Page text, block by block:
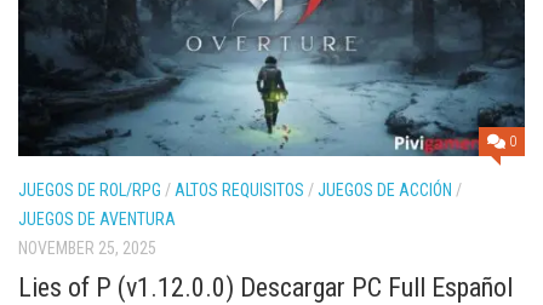
0
JUEGOS DE ROL/RPG / ALTOS REQUISITOS /JUEGOS DE ACCIÓN /
JUEGOS DE AVENTURA
NOVEMBER 25, 2025
Lies of P (v1.12.0.0) Descargar PC Full Español